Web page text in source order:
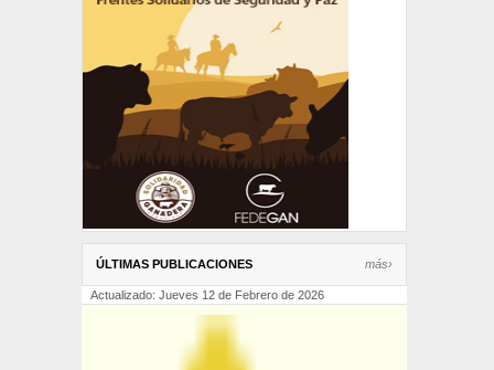
ÚLTIMAS PUBLICACIONES más›
Actualizado: Jueves 12 de Febrero de 2026